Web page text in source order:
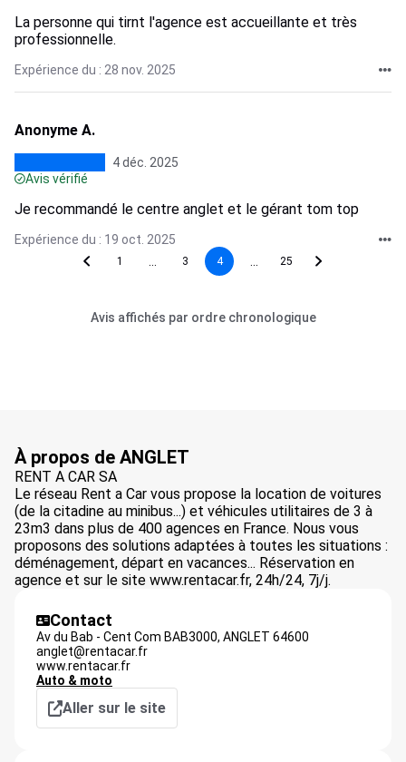
La personne qui tirnt l'agence est accueillante et très
professionnelle.
Expérience du : 28 nov. 2025
Anonyme A.
4 déc. 2025
Avis vérifié
Je recommandé le centre anglet et le gérant tom top
Expérience du : 19 oct. 2025
1 3 4 25
Avis affichés par ordre chronologique
À propos de ANGLET
RENT A CAR SA
Le réseau Rent a Car vous propose la location de voitures
(de la citadine au minibus...) et véhicules utilitaires de 3 à
23m3 dans plus de 400 agences en France. Nous vous
proposons des solutions adaptées à toutes les situations :
déménagement, départ en vacances... Réservation en
agence et sur le site www.rentacar.fr, 24h/24, 7j/j.
Contact
Av du Bab - Cent Com BAB3000, ANGLET 64600
anglet@rentacar.fr
www.rentacar.fr
Auto & moto
Aller sur le site